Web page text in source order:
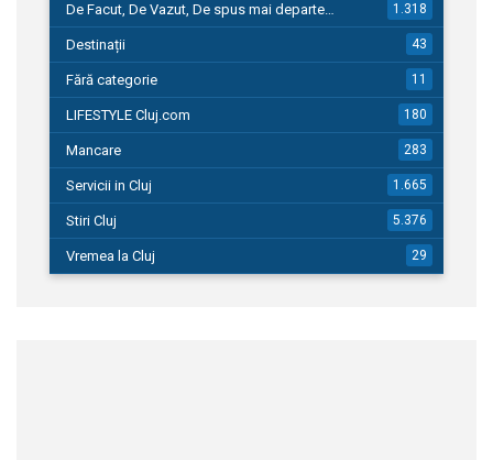
De Facut, De Vazut, De spus mai departe… 1.318
Destinații 43
Fără categorie 11
LIFESTYLE Cluj.com 180
Mancare 283
Servicii in Cluj 1.665
Stiri Cluj 5.376
Vremea la Cluj 29